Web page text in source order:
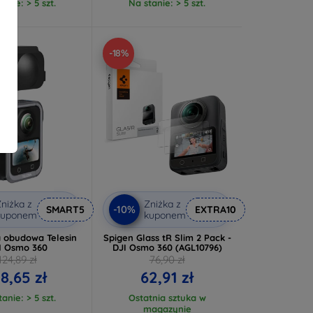
> 5 szt. Na stanie: > 5 szt.
z
SMART5
Telesin
Osmo 360
zł
zł
> 5 szt.
-18%
-10%
Zniżka z
kuponem
EXTRA10
Spigen Glass tR Slim 2 Pack -
DJI Osmo 360 (AGL10796)
76,90 zł
62,91 zł
Ostatnia sztuka w
magazynie